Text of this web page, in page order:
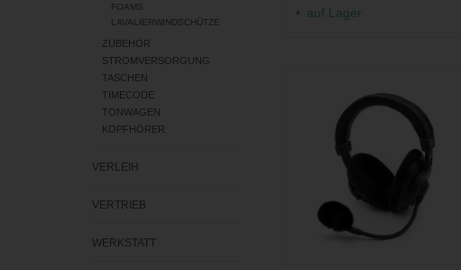
FOAMS
LAVALIERWINDSCHÜTZE
ZUBEHÖR
STROMVERSORGUNG
TASCHEN
TIMECODE
TONWAGEN
KOPFHÖRER
VERLEIH
VERTRIEB
WERKSTATT
auf Lager
DT297 Headset
ZUM WARENKORB HINZUFÜGEN